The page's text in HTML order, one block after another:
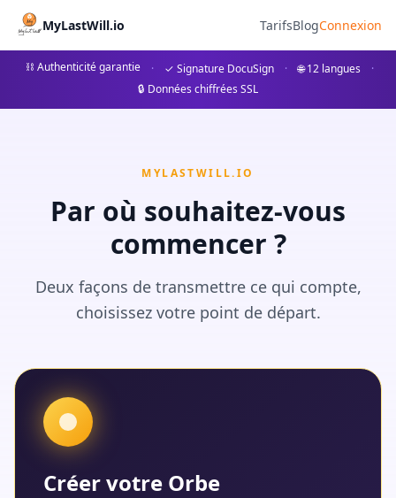
MyLastWill.io TarifsBlogConnexion
⛓ Authenticité garantie · ✓ Signature DocuSign · 🌐 12 langues
·
🔒 Données chiffrées SSL
MYLASTWILL.IO
Par où souhaitez-vous
commencer ?
Deux façons de transmettre ce qui compte,
choisissez votre point de départ.
Créer votre Orbe
Stiefkinder Erbrecht: Alles,
Erfahren Sie alles über das Erbrecht für Stiefkinder